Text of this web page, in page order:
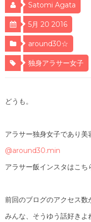
Satomi Agata
5月 20 2016
around30☆
独身アラサー女子
どうも。
アラサー独身女子であり美
@around30.min
アラサー飯インスタはこち
前回のブログのアクセス数
みんな、そうゆう話好きよ